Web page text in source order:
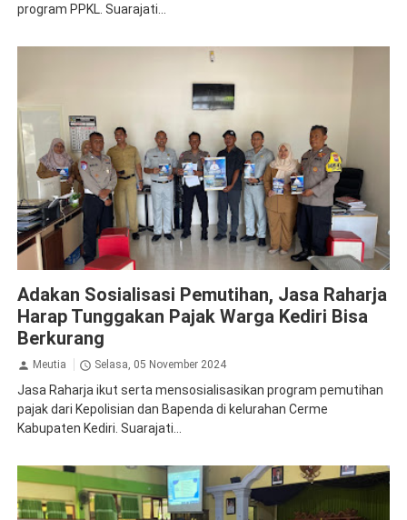
program PPKL. Suarajati...
Adakan Sosialisasi Pemutihan, Jasa Raharja
Harap Tunggakan Pajak Warga Kediri Bisa
Berkurang
Meutia Selasa, 05 November 2024
Jasa Raharja ikut serta mensosialisasikan program pemutihan
pajak dari Kepolisian dan Bapenda di kelurahan Cerme
Kabupaten Kediri. Suarajati...